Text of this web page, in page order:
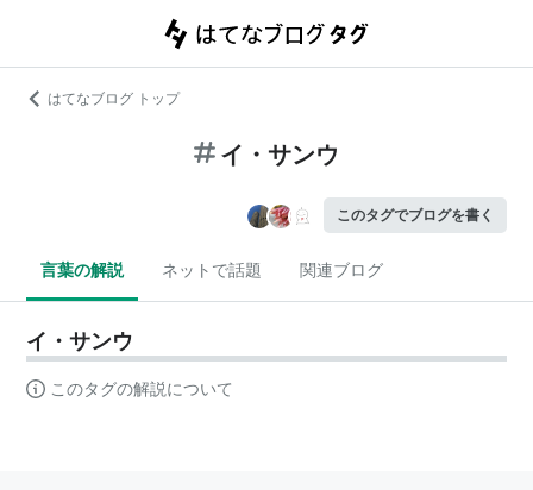
はてなブログ トップ
イ・サンウ
このタグでブログを書く
言葉の解説 ネットで話題 関連ブログ
イ・サンウ
このタグの解説について